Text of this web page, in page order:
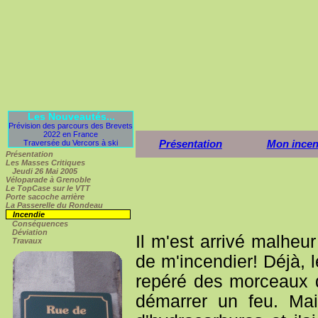
Les Nouveautés...
Prévision des parcours des Brevets
2022 en France
Traversée du Vercors à ski
Présentation
Les Masses Critiques
Jeudi 26 Mai 2005
Véloparade à Grenoble
Le TopCase sur le VTT
Porte sacoche arrière
La Passerelle du Rondeau
Incendie
Conséquences
Déviation
Travaux
Présentation Mon
Il m'est arrivé
de m'incendier! Déjà,
repéré des
démarrer un feu.